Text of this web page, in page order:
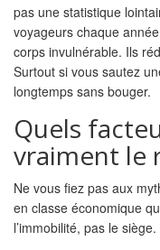
pas une statistique
voyageurs chaque
corps invulnérable. Ils
Surtout si vous sautez
longtemps sans bouger.
Quels
vraiment le
Ne vous fiez pas aux
en classe économique
l’immobilité, pas le